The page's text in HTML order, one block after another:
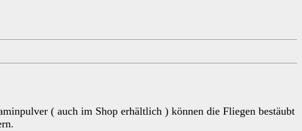
( auch im Shop erhältlich ) können die Fliegen bestäubt